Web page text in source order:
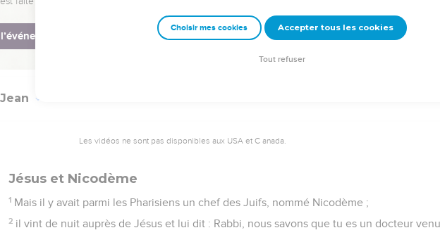
dans l’homme.
© Société biblique française – Bibli’O, 1978, avec autorisation. Pour vous procurer une Bible imprimée, rendez-
Jean
Les vidéos ne sont pas disponibles aux USA et C anada.
Jésus et Nicodème
1 Mais il y avait parmi les Pharisiens un chef des Juifs, nommé Nicodème ;
2 il vint de nuit auprès de Jésus et lui dit : Rabbi, nous savons que tu es un docteur
Choisir mes cookies Accepter tous les cookies
Tout refuser